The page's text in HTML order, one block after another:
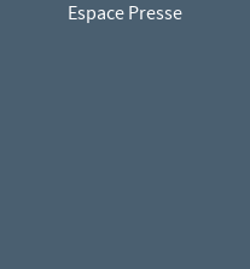
Espace Presse